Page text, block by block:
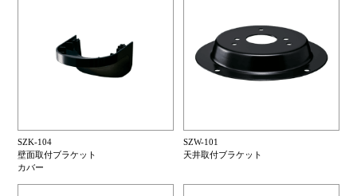
SZK-104
壁面取付ブラケット
カバー
SZW-101
天井取付ブラケット